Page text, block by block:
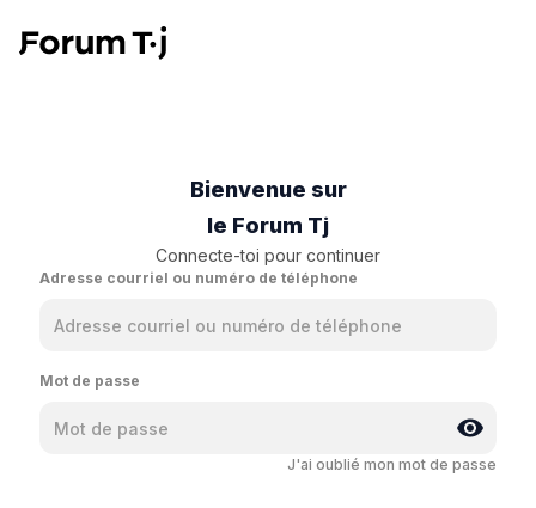
Bienvenue sur
le Forum Tj
Connecte-toi pour continuer
Adresse courriel ou numéro de téléphone
Mot de passe
J'ai oublié mon mot de passe